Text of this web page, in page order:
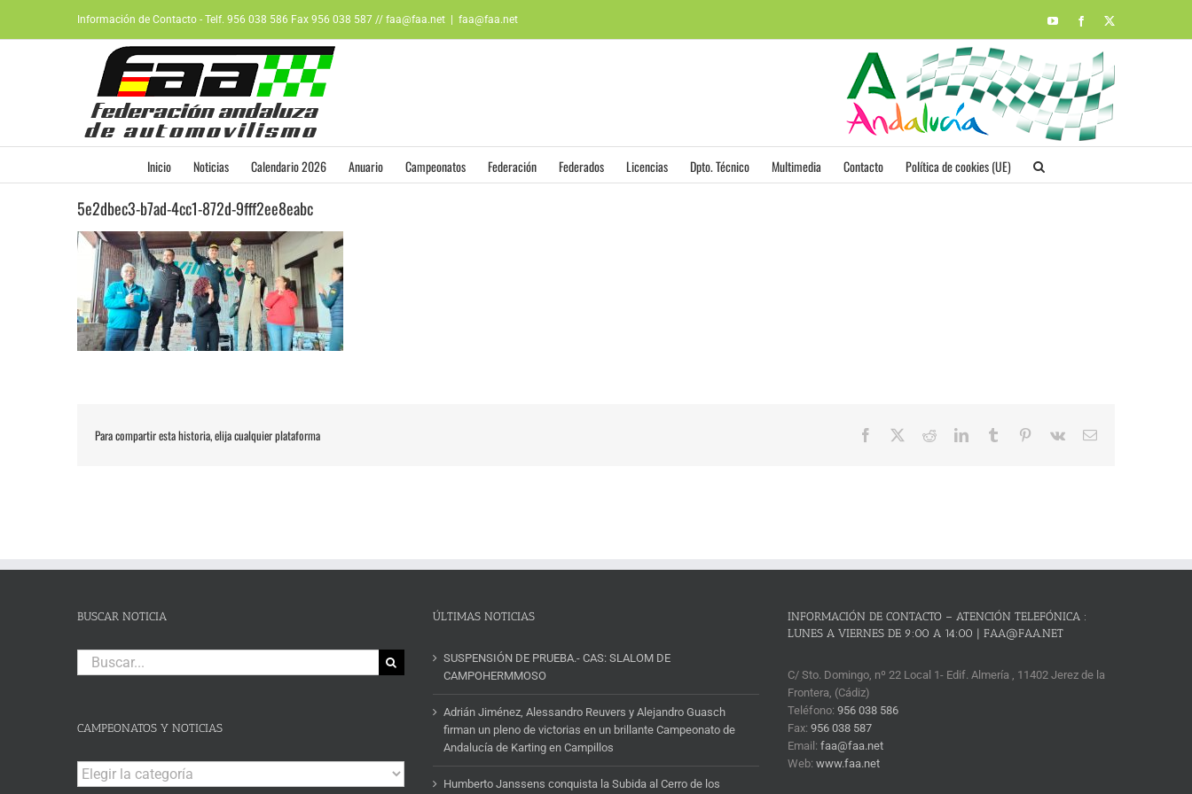
contenido
Información de Contacto - Telf. 956 038 586 Fax 956 038 587 // faa@faa.net faa@faa.net YouTubeFacebook
Inicio Noticias Calendario 2026 Anuario Campeonatos Federación Federados Licencias Dpto. Técnico Multimedia Contacto Política de cookies (UE)
5e2dbec3-b7ad-4cc1-872d-9fff2ee8eabc
Para compartir esta historia, elija cualquier plataforma Facebook RedditLinkedInTumblr Pinterest
Vk
Correo
BUSCAR NOTICIA
Buscar:
CAMPEONATOS Y NOTICIAS
Campeonatos
y
ÚLTIMAS NOTICIAS
SUSPENSIÓN DE PRUEBA.- CAS: SLALOM DE
CAMPOHERMMOSO
Adrián Jiménez, Alessandro Reuvers y Alejandro Guasch
firman un pleno de victorias en un brillante Campeonato de
Andalucía de Karting en Campillos
Humberto Janssens conquista la Subida al Cerro de los
INFORMACIÓN DE CONTACTO – ATENCIÓN TELEFÓNICA :
LUNES A VIERNES DE 9:00 A 14:00 | FAA@FAA.NET
C/ Sto. Domingo, nº 22 Local 1- Edif. Almería , 11402 Jerez de la
Frontera, (Cádiz)
Teléfono:956 038 586
Fax:956 038 587
Email:faa@faa.net
Web:www.faa.net